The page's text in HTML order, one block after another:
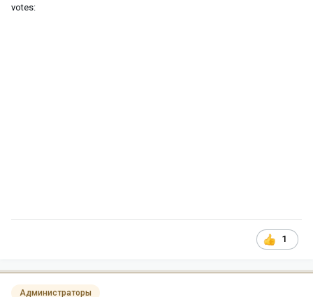
votes:
1
Администраторы